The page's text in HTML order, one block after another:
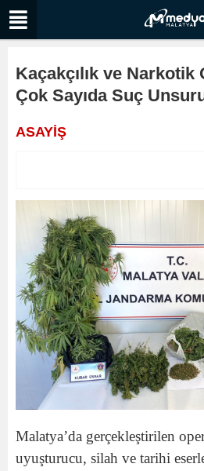
Kaçakçılık ve
Çok Sayıda Suç
ASAYİŞ
Malatya’da gerçekleştirilen
uyuşturucu, silah ve tarihi